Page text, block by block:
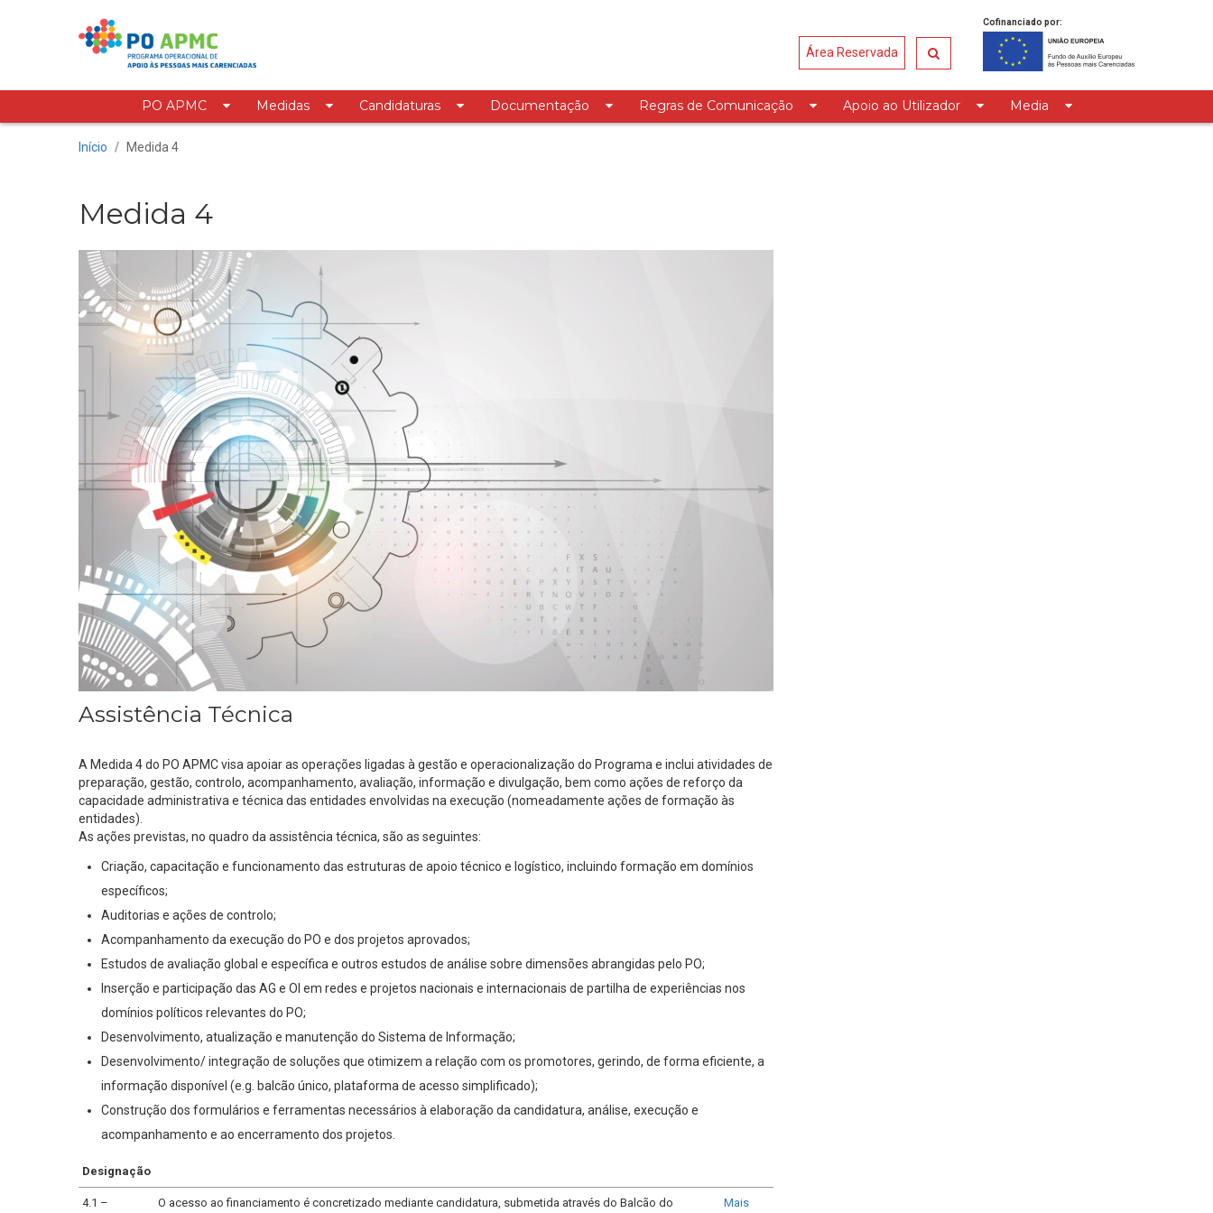
Saltar para o conteúdo
Medida 4
Cofinanciado por:
Área Reservada
PO APMC Medidas Candidaturas Documentação Regras de Comunicação Apoio ao Utilizador Media
Início / Medida 4
Medida 4
Assistência Técnica
A Medida 4 do PO APMC visa apoiar as operações ligadas à gestão e operacionalização do Programa e inclui atividades de
preparação, gestão, controlo, acompanhamento, avaliação, informação e divulgação, bem como ações de reforço da
capacidade administrativa e técnica das entidades envolvidas na execução (nomeadamente ações de formação às
entidades).
As ações previstas, no quadro da assistência técnica, são as seguintes:
Criação, capacitação e funcionamento das estruturas de apoio técnico e logístico, incluindo formação em domínios
específicos;
Auditorias e ações de controlo;
Acompanhamento da execução do PO e dos projetos aprovados;
Estudos de avaliação global e específica e outros estudos de análise sobre dimensões abrangidas pelo PO;
Inserção e participação das AG e OI em redes e projetos nacionais e internacionais de partilha de experiências nos
domínios políticos relevantes do PO;
Desenvolvimento, atualização e manutenção do Sistema de Informação;
Desenvolvimento/ integração de soluções que otimizem a relação com os promotores, gerindo, de forma eficiente, a
informação disponível (e.g. balcão único, plataforma de acesso simplificado);
Construção dos formulários e ferramentas necessários à elaboração da candidatura, análise, execução e
acompanhamento e ao encerramento dos projetos.
Designação
4.1 – O acesso ao financiamento é concretizado mediante candidatura, submetida através do Balcão do Mais